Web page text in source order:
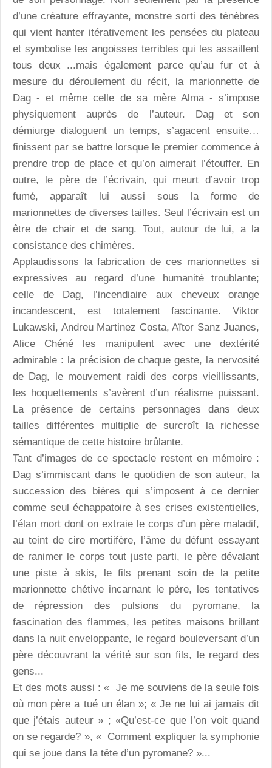
d’une créature effrayante, monstre sorti des ténèbres
qui vient hanter itérativement les pensées du plateau
et symbolise les angoisses terribles qui les assaillent
tous deux ...mais également parce qu’au fur et à
mesure du déroulement du récit, la marionnette de
Dag - et même celle de sa mère Alma - s’impose
physiquement auprès de l’auteur. Dag et son
démiurge dialoguent un temps, s’agacent ensuite…
finissent par se battre lorsque le premier commence à
prendre trop de place et qu’on aimerait l’étouffer. En
outre, le père de l’écrivain, qui meurt d’avoir trop
fumé, apparaît lui aussi sous la forme de
marionnettes de diverses tailles. Seul l’écrivain est un
être de chair et de sang. Tout, autour de lui, a la
consistance des chimères.
Applaudissons la fabrication de ces marionnettes si
expressives au regard d’une humanité troublante;
celle de Dag, l’incendiaire aux cheveux orange
incandescent, est totalement fascinante. Viktor
Lukawski, Andreu Martinez Costa, Aïtor Sanz Juanes,
Alice Chéné les manipulent avec une dextérité
admirable : la précision de chaque geste, la nervosité
de Dag, le mouvement raidi des corps vieillissants,
les hoquettements s’avèrent d’un réalisme puissant.
La présence de certains personnages dans deux
tailles différentes multiplie de surcroît la richesse
sémantique de cette histoire brûlante.
Tant d’images de ce spectacle restent en mémoire :
Dag s’immiscant dans le quotidien de son auteur, la
succession des bières qui s’imposent à ce dernier
comme seul échappatoire à ses crises existentielles,
l’élan mort dont on extraie le corps d’un père maladif,
au teint de cire mortiifère, l’âme du défunt essayant
de ranimer le corps tout juste parti, le père dévalant
une piste à skis, le fils prenant soin de la petite
marionnette chétive incarnant le père, les tentatives
de répression des pulsions du pyromane, la
fascination des flammes, les petites maisons brillant
dans la nuit enveloppante, le regard bouleversant d’un
père découvrant la vérité sur son fils, le regard des
gens...
Et des mots aussi : « Je me souviens de la seule fois
où mon père a tué un élan »; « Je ne lui ai jamais dit
que j’étais auteur » ; «Qu’est-ce que l’on voit quand
on se regarde? », « Comment expliquer la symphonie
qui se joue dans la tête d’un pyromane? »...